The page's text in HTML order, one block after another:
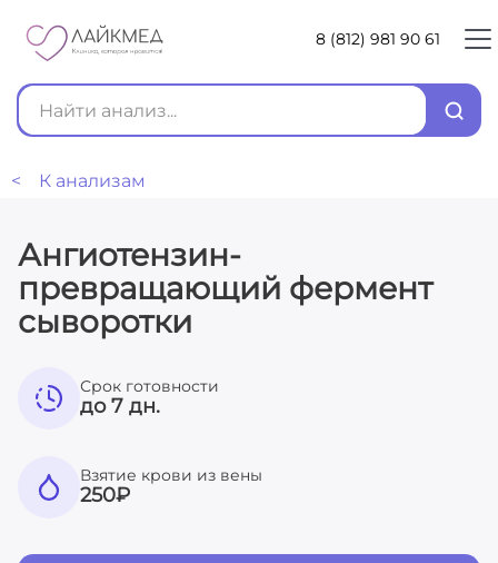
8 (812) 981 90 61
< К анализам
Ангиотензин-
превращающий фермент
сыворотки
Срок готовности
до 7 дн.
Взятие крови из вены
250₽